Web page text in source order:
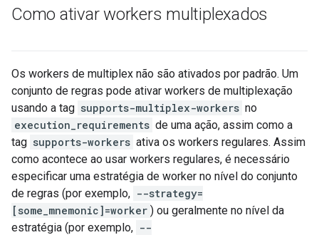
Como ativar workers multiplexados
Os workers de multiplex não são ativados por padrão. Um
conjunto de regras pode ativar workers de multiplexação
usando a tag supports-multiplex-workers no
execution_requirements de uma ação, assim como a
tag supports-workers ativa os workers regulares. Assim
como acontece ao usar workers regulares, é necessário
especificar uma estratégia de worker no nível do conjunto
de regras (por exemplo, --strategy=
[some_mnemonic]=worker ) ou geralmente no nível da
estratégia (por exemplo, --